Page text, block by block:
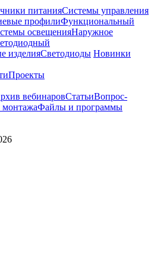
питанияСистемы управления
профилиФункциональный
освещенияНаружное
изделияСветодиоды Новинки
Проекты
вебинаровСтатьиВопрос-
Файлы и программы